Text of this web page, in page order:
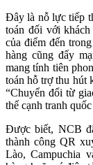
Đây là nỗ lực tiếp
toán đối với
của điểm đến
hàng cũng đẩy
mang tính tiên
toán hỗ trợ thu hút
“Chuyển đổi từ
thế cạnh tranh
Được biết, NCB
thành công QR
Lào, Campuchia